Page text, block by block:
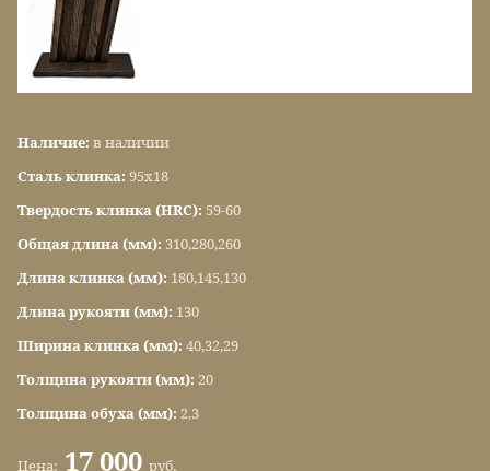
Наличие: в наличии
Сталь клинка: 95х18
Твердость клинка (HRC): 59-60
Общая длина (мм): 310,280,260
Длина клинка (мм): 180,145,130
Длина рукояти (мм): 130
Ширина клинка (мм): 40,32,29
Толщина рукояти (мм): 20
Толщина обуха (мм): 2,3
Цена: 17 000 руб.